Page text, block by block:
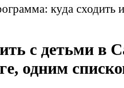
куда сходить
с детьми в
одним